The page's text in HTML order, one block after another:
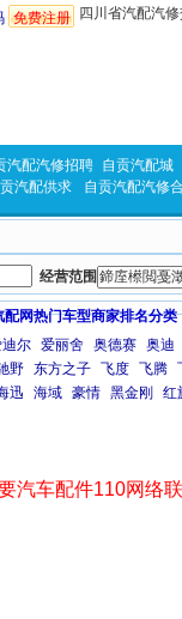
免费注册 四川省汽配汽
汽配汽修招聘 自贡汽配城
汽配供求 自贡汽配汽修
经营范围
配网热门车型商家排名分类
尔 爱丽舍 奥德赛 奥迪
野 东方之子 飞度 飞腾
迅 海域 豪情 黑金刚 红
汽车配件110网络